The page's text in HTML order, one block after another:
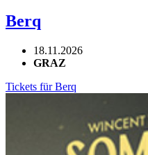
Berq
18.11.2026
GRAZ
Tickets für Berq